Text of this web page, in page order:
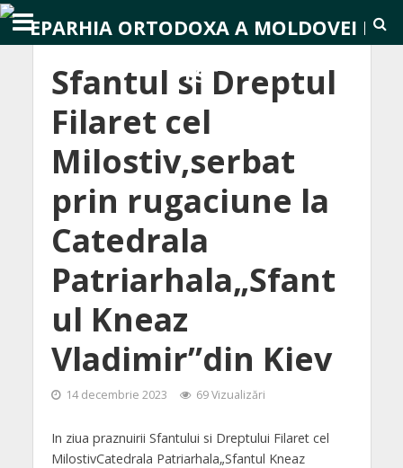
Sfantul si Dreptul
Filaret cel
Milostiv,serbat
prin rugaciune la
Catedrala
Patriarhala„Sfant
ul Kneaz
Vladimir”din Kiev
14 decembrie 2023 69 Vizualizări
In ziua praznuirii Sfantului si Dreptului Filaret cel
MilostivCatedrala Patriarhala„Sfantul Kneaz